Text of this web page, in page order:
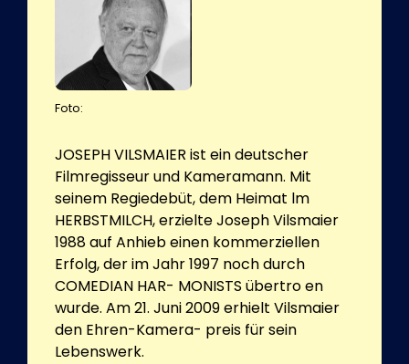
Foto:
JOSEPH VILSMAIER ist ein deutscher
Filmregisseur und Kameramann. Mit
seinem Regiedebüt, dem Heimat lm
HERBSTMILCH, erzielte Joseph Vilsmaier
1988 auf Anhieb einen kommerziellen
Erfolg, der im Jahr 1997 noch durch
COMEDIAN HAR- MONISTS übertro en
wurde. Am 21. Juni 2009 erhielt Vilsmaier
den Ehren-Kamera- preis für sein
Lebenswerk.